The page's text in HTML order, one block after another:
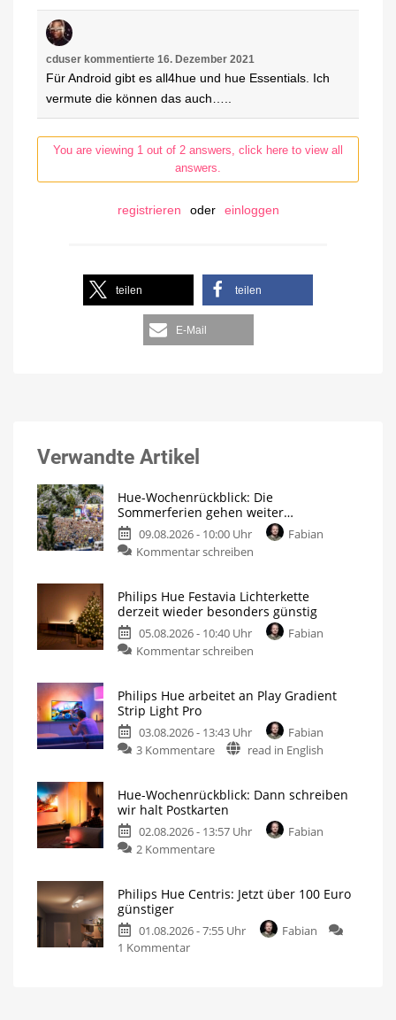
cduser kommentierte 16. Dezember 2021
Für Android gibt es all4hue und hue Essentials. Ich
vermute die können das auch…..
You are viewing 1 out of 2 answers, click here to view all
answers.
registrieren oder einloggen
teilen teilen
E-Mail
Verwandte Artikel
Hue-Wochenrückblick: Die
Sommerferien gehen weiter…
09.08.2026 - 10:00 Uhr
Fabian
Kommentar schreiben
Philips Hue Festavia Lichterkette
derzeit wieder besonders günstig
05.08.2026 - 10:40 Uhr
Fabian
Kommentar schreiben
Philips Hue arbeitet an Play Gradient
Strip Light Pro
03.08.2026 - 13:43 Uhr
Fabian
3 Kommentare
read in English
Hue-Wochenrückblick: Dann schreiben
wir halt Postkarten
02.08.2026 - 13:57 Uhr
Fabian
2 Kommentare
Philips Hue Centris: Jetzt über 100 Euro
günstiger
01.08.2026 - 7:55 Uhr
Fabian
1 Kommentar